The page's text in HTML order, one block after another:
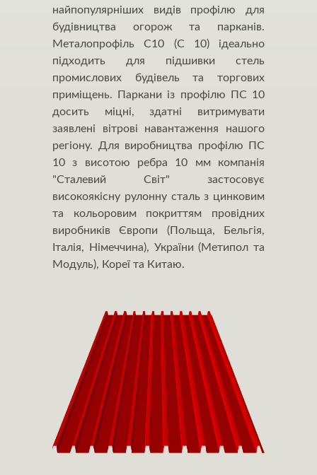
найпопулярніших видів профілю для
будівництва огорож та парканів.
Металопрофіль С10 (С 10) ідеально
підходить для підшивки стель
промислових будівель та торгових
приміщень. Паркани із профілю ПС 10
досить міцні, здатні витримувати
заявлені вітрові навантаження нашого
регіону. Для виробництва профілю ПС
10 з висотою ребра 10 мм компанія
"Сталевий Світ" застосовує
високоякісну рулонну сталь з цинковим
та кольоровим покриттям провідних
виробників Європи (Польща, Бельгія,
Італія, Німеччина), України (Метипол та
Модуль), Кореї та Китаю.